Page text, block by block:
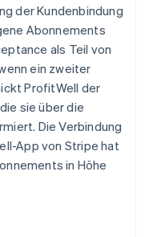
der Kundenbindung
Abonnements
als Teil von
ein zweiter
ProfitWell der
sie über die
Die Verbindung
App von Stripe hat
in Höhe